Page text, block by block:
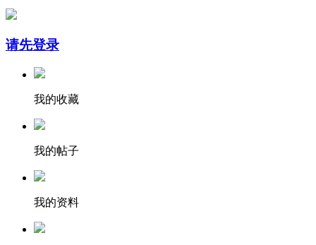
请先登录
我的收藏
我的帖子
我的资料